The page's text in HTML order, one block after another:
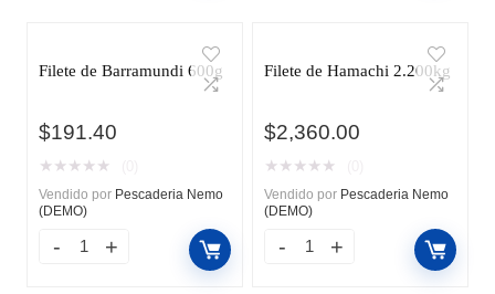
Filete de Barramundi 600g
$191.40
★ ★ ★ ★ ★
Vendido por Pescaderia Nemo
(DEMO)
Filete de Hamachi 2.200kg
$2,360.00
★ ★ ★ ★ ★
Vendido por Pescaderia Nemo
(DEMO)